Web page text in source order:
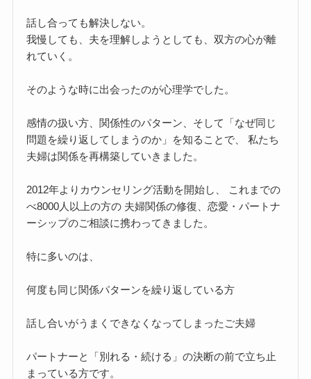
話し合っても解決しない。
我慢しても、夫を理解しようとしても、双方の心が離
れていく。
そのような時に出会ったのが心理学でした。
感情の扱い方、関係性のパターン、そして「なぜ同じ
問題を繰り返してしまうのか」を知ることで、 私たち
夫婦は関係を再構築していきました。
2012年よりカウンセリング活動を開始し、 これまでの
べ8000人以上の方の 夫婦関係の修復、恋愛・パートナ
ーシップのご相談に携わってきました。
特に多いのは、
何度も同じ関係パターンを繰り返している方
話し合いがうまくできなくなってしまったご夫婦
パートナーと「別れる・続ける」の決断の前で立ち止
まっている方です。